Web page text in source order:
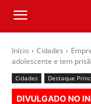
Início Cidades
adolescente e tem
Cidades Destaque
DIVULGADO NO